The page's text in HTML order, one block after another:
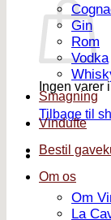
Ingen varer
Tilbage til
Gin
Rom
Vodka
Smagning
Vindufte
Bestil
Om os
Om
La